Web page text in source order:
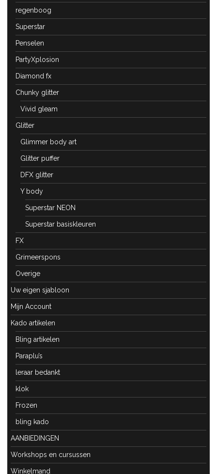
regenboog
Superstar
Penselen
PartyXplosion
Diamond fx
Chunky glitter
Vivid gleam
Glitter
Glimmer body art
Glitter puffer
DFX glitter
Y body
Superstar NEON
Superstar basiskleuren
FX
Grimeerspons
Overige
Uw eigen sjabloon
Mijn Account
Kado artikelen
Bling artikelen
Paraplu’s
leraar bedankt
klok
Frozen
bling kado
AANBIEDINGEN
Workshops en cursussen
Winkelmand